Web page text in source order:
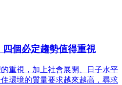
個必定趨勢值得重視
重視，加上社會展開、日子水平
環境的質量要求越來越高，尋求